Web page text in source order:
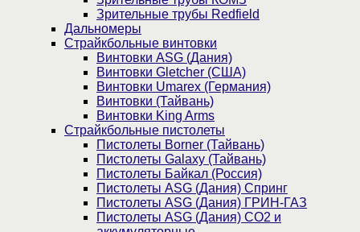
Зрительные трубы Redfield
Дальномеры
Страйкбольные винтовки
Винтовки ASG (Дания)
Винтовки Gletcher (США)
Винтовки Umarex (Германия)
Винтовки (Тайвань)
Винтовки King Arms
Страйкбольные пистолеты
Пистолеты Borner (Тайвань)
Пистолеты Galaxy (Тайвань)
Пистолеты Байкал (Россия)
Пистолеты ASG (Дания) Спринг
Пистолеты ASG (Дания) ГРИН-ГАЗ
Пистолеты ASG (Дания) CO2 и